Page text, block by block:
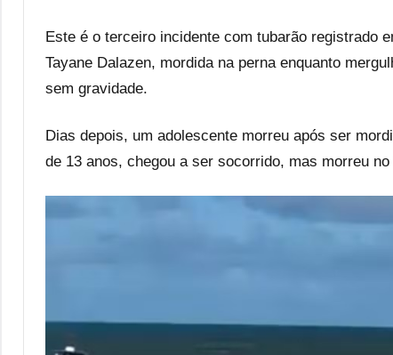
Este é o terceiro incidente com tubarão registrado
Tayane Dalazen, mordida na perna enquanto
sem gravidade.
Dias depois, um adolescente morreu após ser
de 13 anos, chegou a ser socorrido, mas morreu